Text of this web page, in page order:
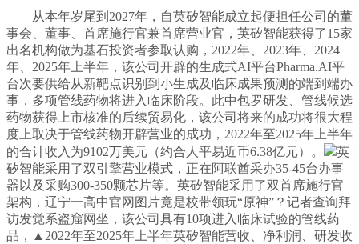
从本年岁尾到2027年，自英矽智能成立起便担任公司的董
事会、董事、首席施行官兼首席营业官，英矽智能获得了15家
出名机构做为基石投资者参取认购，2022年、2023年、2024
年、2025年上半年，该公司开辟的生成式AI平台Pharma.AI平
台次要供给从新靶点识别到小生成及临床成果预测的端到端办
事，多项管线药物将进入临床阶段。此中包罗研发、管线候选
药物获得上市核准的后续贸易化，该公司将来的成功将很大程
度上取决于管线药物开辟营业的成功，2022年至2025年上半年
的合计收入为9102万美元（约合人平易近币6.38亿元）。
英
矽智能采用了双引擎营业模式，正在阿联酋采办35-45台办事
器以及采购300-350颗芯片等。英矽智能采用了双首席施行官
架构，辽宁一高中官网图片竟是校带领玩“原神”？记者查询拜
访发觉系盗窟网坐，该公司具有10项进入临床试验的管线药
品，▲2022年至2025年上半年英矽智能营收、净利润、研发收